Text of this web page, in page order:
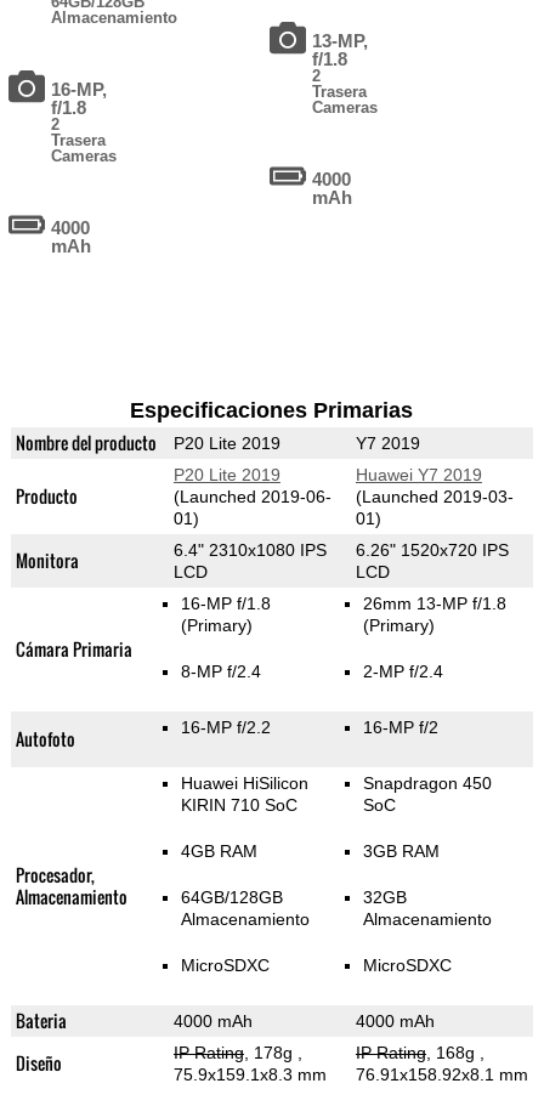
Almacenamiento
16-MP,
f/1.8
2
Trasera
Cameras
4000
mAh
13-MP,
f/1.8
2
Trasera
Cameras
4000
mAh
Especificaciones Primarias
Nombre del producto P20 Lite 2019 Y7 2019
Producto
P20 Lite 2019
(Launched 2019-06-
01)
Huawei Y7 2019
(Launched 2019-03-
01)
Monitora
6.4" 2310x1080 IPS
LCD
6.26" 1520x720 IPS
LCD
Cámara Primaria
16-MP f/1.8
(Primary)
8-MP f/2.4
26mm 13-MP f/1.8
(Primary)
2-MP f/2.4
Autofoto 16-MP f/2.2 16-MP f/2
Procesador,
Almacenamiento
Huawei HiSilicon
KIRIN 710 SoC
4GB RAM
64GB/128GB
Almacenamiento
MicroSDXC
Snapdragon 450
SoC
3GB RAM
32GB
Almacenamiento
MicroSDXC
Bateria 4000 mAh 4000 mAh
Diseño IP Rating, 178g
75.9x159.1x8.3 mm
IP Rating, 168g
76.91x158.92x8.1 mm